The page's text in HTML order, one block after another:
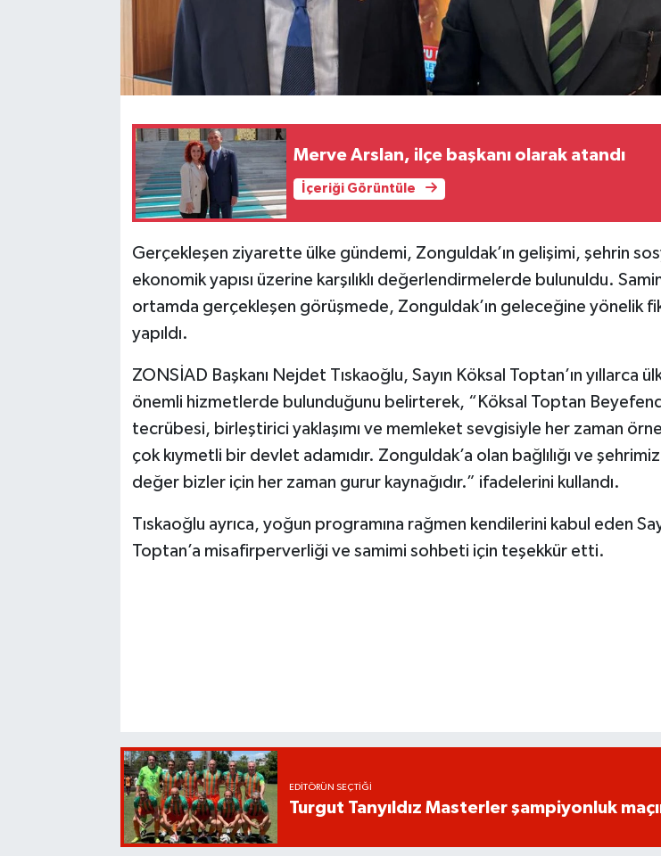
Merve Arslan, ilçe başkanı olarak atandı
İçeriği Görüntüle
Gerçekleşen ziyarette ülke gündemi, Zonguldak’ın gelişimi, şehrin
ekonomik yapısı üzerine karşılıklı değerlendirmelerde bulunuldu.
ortamda gerçekleşen görüşmede, Zonguldak’ın geleceğine yönelik
yapıldı.
ZONSİAD Başkanı Nejdet Tıskaoğlu, Sayın Köksal Toptan’ın yıllarca
önemli hizmetlerde bulunduğunu belirterek, “Köksal Toptan
tecrübesi, birleştirici yaklaşımı ve memleket sevgisiyle her zaman
çok kıymetli bir devlet adamıdır. Zonguldak’a olan bağlılığı ve
değer bizler için her zaman gurur kaynağıdır.” ifadelerini kullandı.
Tıskaoğlu ayrıca, yoğun programına rağmen kendilerini kabul eden
Toptan’a misafirperverliği ve samimi sohbeti için teşekkür etti.
EDITÖRÜN SEÇTIĞI
Turgut Tanyıldız Masterler şampiyonluk